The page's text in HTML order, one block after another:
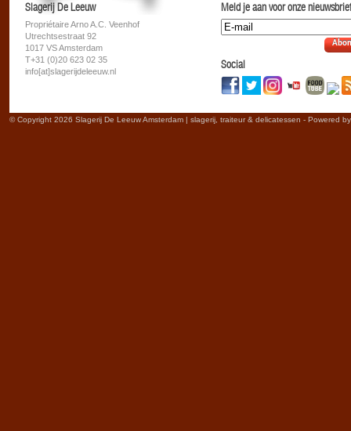
Slagerij De Leeuw
Propriétaire Arno A.C. Veenhof
Utrechtsestraat 92
1017 VS Amsterdam
T+31 (0)20 623 02 35
info[at]slagerijdeleeuw.nl
Meld je aan voor onze
Social
© Copyright 2026 Slagerij De Leeuw Amsterdam | slagerij, traiteur & delicatessen - Powered